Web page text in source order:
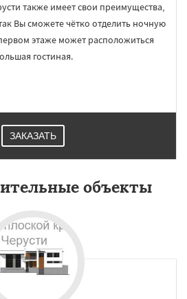
также имеет свои преимущества,
Вы сможете чётко отделить ночную
этаже может расположиться
гостиная.
ЗАКАЗАТЬ
объекты